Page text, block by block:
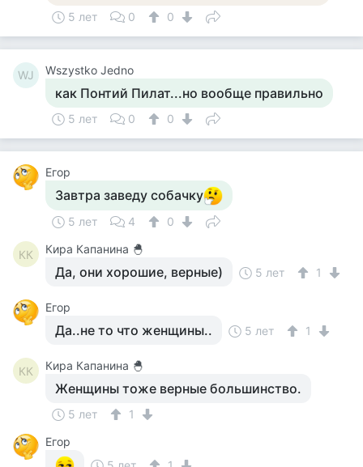
5 лет 0 0
WJ Wszystko Jedno
как Понтий Пилат...но вообще правильно
5 лет 0 0
Егор
Завтра заведу собачку
5 лет 4 0
КК Кира Капанина 🐣
Да, они хорошие, верные) 5 лет 1
Егор
Да..не то что женщины.. 5 лет 1
КК Кира Капанина 🐣
Женщины тоже верные большинство.
5 лет
1
Егор